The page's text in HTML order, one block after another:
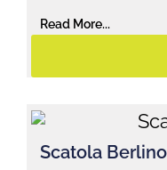
Read More...
Scatola Berlino